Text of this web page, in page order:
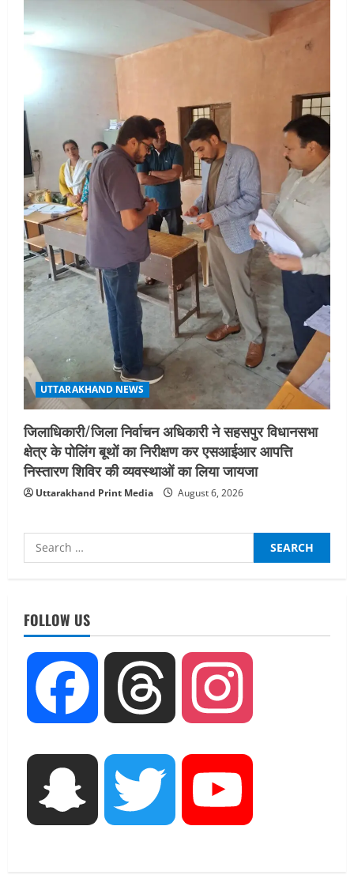
UTTARAKHAND NEWS
जिलाधिकारी/जिला निर्वाचन अधिकारी ने सहसपुर विधानसभा
क्षेत्र के पोलिंग बूथों का निरीक्षण कर एसआईआर आपत्ति
निस्तारण शिविर की व्यवस्थाओं का लिया जायजा
Uttarakhand Print Media August 6, 2026
Search
for:
FOLLOW US
Facebook Threads
Snapchat Twitter
August 7, 2026
UTTARAKHAND NEWS
जिलाधिकारी/जिला निर्वाचन अधिकारी ने
सहसपुर विधानसभा क्षेत्र के पोलिंग बूथों का
August 6, 2026
UTTARAKHAND NEWS
तीलू रौतेली पुरस्कार के लिए 13 वीरांगनाओं का
चयन : रेखा आर्या